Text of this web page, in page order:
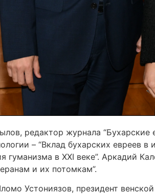
редактор журнала “Бухарские
– “Вклад бухарских евреев
гуманизма в XXI веке”. Аркадий
и их потомкам”.
Устониязов, президент